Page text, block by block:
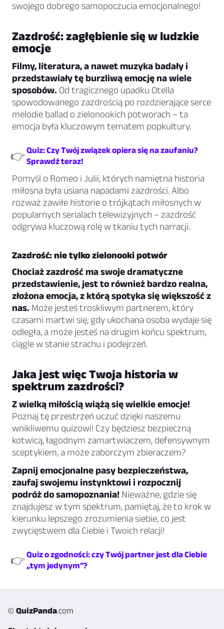
swojego dobrego samopoczucia emocjonalnego!
Zazdrość: zagłębienie się w ludzkie
emocje
Filmy, literatura, a nawet muzyka badały i
przedstawiały tę burzliwą emocję na wiele
sposobów. Od tragicznego upadku Otella
spowodowanego zazdrością po rozdzierające serce
melodie ballad o zielonookich potworach – ta
emocja była kluczowym tematem popkultury.
👉Quiz: Czy Twój związek opiera się na zaufaniu?
Sprawdź teraz!
Pomyśl o Romeo i Julii, których namiętna historia
miłosna była usiana napadami zazdrości. Albo
rozważ zawiłe historie o trójkątach miłosnych w
popularnych serialach telewizyjnych – zazdrość
odgrywa kluczową rolę w tkaniu tych narracji.
Zazdrość: nie tylko zielonooki potwór
Chociaż zazdrość ma swoje dramatyczne
przedstawienie, jest to również bardzo realna,
złożona emocja, z którą spotyka się większość z
nas. Może jesteś troskliwym partnerem, który
czasami martwi się, gdy ukochana osoba wydaje się
odległa, a może jesteś na drugim końcu spektrum,
ciągle w stanie strachu i podejrzeń.
Jaka jest więc Twoja historia w
spektrum zazdrości?
Z wielką miłością wiążą się wielkie emocje!
Poznaj tę przestrzeń uczuć dzięki naszemu
wnikliwemu quizowi! Czy będziesz bezpieczną
kotwicą, łagodnym zamartwiaczem, defensywnym
sceptykiem, a może zaborczym zbieraczem?
Zapnij emocjonalne pasy bezpieczeństwa,
zaufaj swojemu instynktowi i rozpocznij
podróż do samopoznania! Nieważne, gdzie się
znajdujesz w tym spektrum, pamiętaj, że to krok w
kierunku lepszego zrozumienia siebie, co jest
zwycięstwem dla Ciebie i Twoich relacji!
👉Quiz o zgodności: czy Twój partner jest dla Ciebie
„tym jedynym”?
© QuizPanda.com